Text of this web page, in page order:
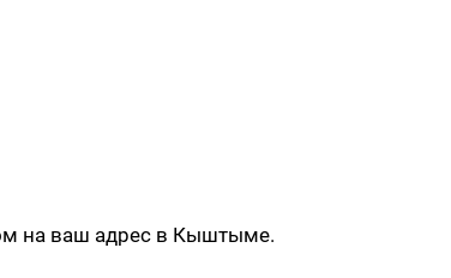
на ваш адрес в Кыштыме.